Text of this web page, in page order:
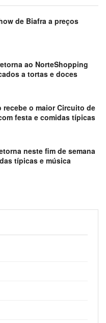
de Biafra a preços
ao NorteShopping
a tortas e doces
recebe o maior Circuito de
festa e comidas típicas
neste fim de semana
típicas e música